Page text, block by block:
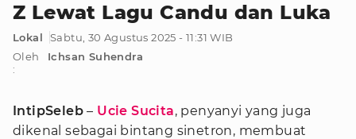
Z Lewat Lagu Candu dan Luka
Lokal
Sabtu, 30 Agustus 2025 - 11:31 WIB
Oleh
:
Ichsan Suhendra
IntipSeleb – Ucie Sucita, penyanyi yang juga
dikenal sebagai bintang sinetron, membuat